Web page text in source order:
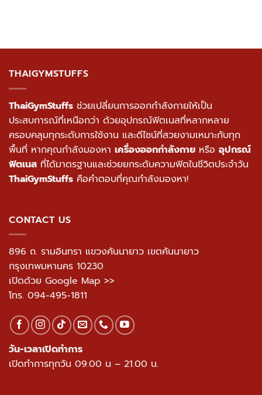
THAIGYMSTUFFS
ThaiGymStuffs ช่วยเปลี่ยนการออกกำลังกายให้เป็น
ประสบการณ์ที่เหนือกว่า ด้วยอุปกรณ์ฟิตเนสที่หลากหลาย
ครอบคลุมทุกระดับการใช้งาน และดีไซน์ที่สวยงามเหมาะกับทุก
พื้นที่ หากคุณกำลังมองหา เครื่องออกกำลังกาย หรือ อุปกรณ์
ฟิตเนส ที่ได้มาตรฐานและช่วยยกระดับความฟิตในชีวิตประจำวัน
ThaiGymStuffs คือคำตอบที่คุณกำลังมองหา!
CONTACT US
896 ถ. รามอินทรา แขวงคันนายาว เขตคันนายาว
กรุงเทพมหานคร 10230
เปิดด้วย Google Map >>
โทร. 094-495-1811
วัน-เวลาเปิดทำการ
เปิดทำการทุกวัน 09.00 น – 21.00 น.